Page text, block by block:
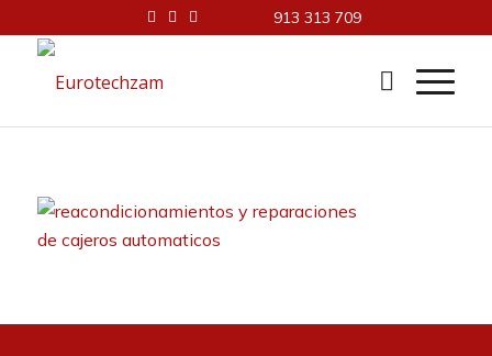
913 313 709